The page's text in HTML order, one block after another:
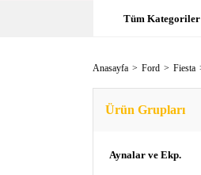
Tüm Kategoriler
Anasayfa Ford Fiesta
Ürün Grupları
Aynalar ve Ekp.